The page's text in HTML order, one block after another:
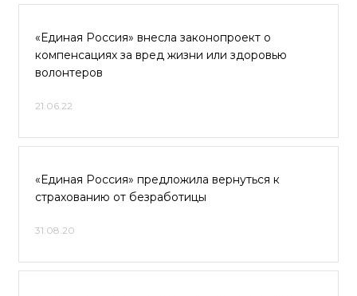
«Единая Россия» внесла законопроект о
компенсациях за вред жизни или здоровью
волонтеров
21.06.22
«Единая Россия» предложила вернуться к
страхованию от безработицы
31.08.20